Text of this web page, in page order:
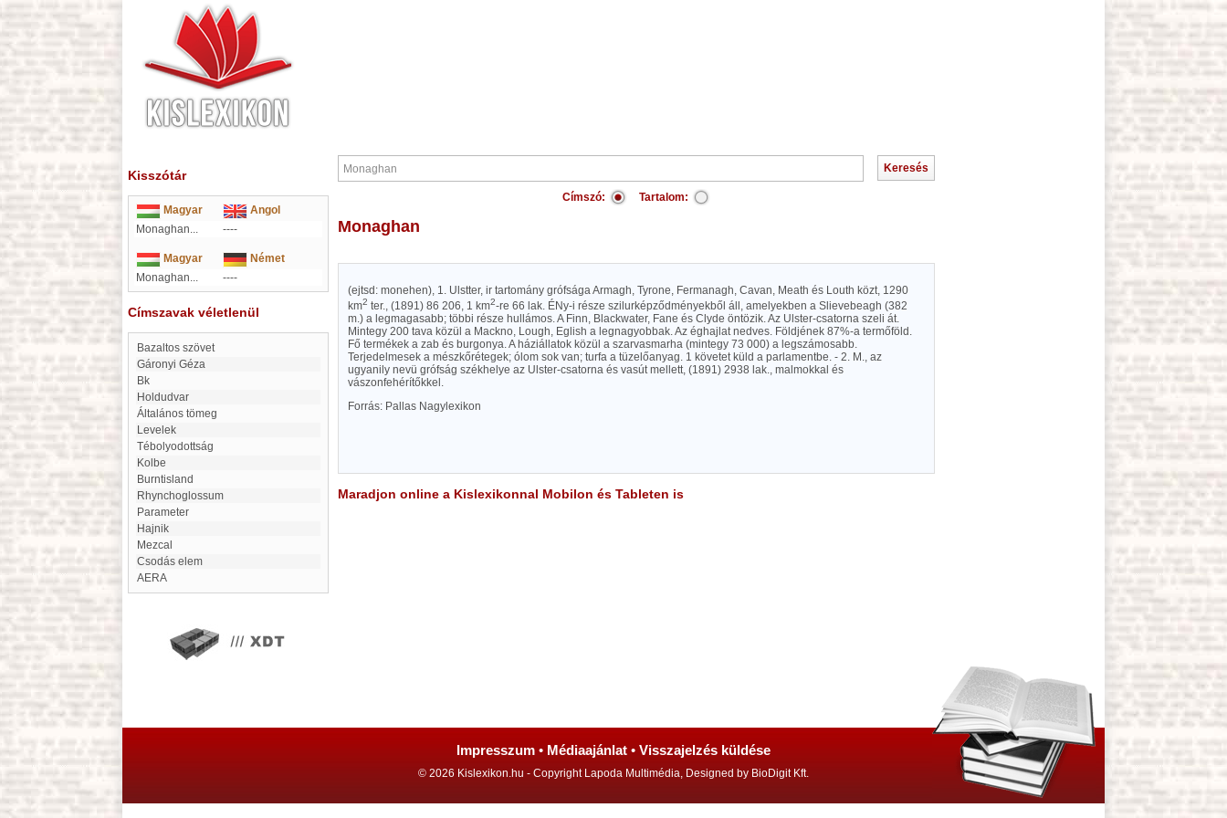
Kisszótár
Magyar
Angol
Monaghan...
----
Magyar
Német
Monaghan...
----
Címszavak véletlenül
Bazaltos szövet
Gáronyi Géza
Bk
Holdudvar
Általános tömeg
Levelek
Tébolyodottság
Kolbe
Burntisland
Rhynchoglossum
Parameter
Hajnik
Mezcal
csodás elem
AERA
Címszó: Tartalom:
Monaghan
(ejtsd: monehen), 1. Ulstter, ir tartomány grófsága Armagh, Tyrone, Fermanagh, Cavan, Meath és Louth közt, 1290
km2 ter., (1891) 86 206, 1 km2-re 66 lak. ÉNy-i része szilurképződményekből áll, amelyekben a Slievebeagh (382
m.) a legmagasabb; többi része hullámos. A Finn, Blackwater, Fane és Clyde öntözik. Az Ulster-csatorna szeli át.
Mintegy 200 tava közül a Mackno, Lough, Eglish a legnagyobbak. Az éghajlat nedves. Földjének 87%-a termőföld.
Fő termékek a zab és burgonya. A háziállatok közül a szarvasmarha (mintegy 73 000) a legszámosabb.
Terjedelmesek a mészkőrétegek; ólom sok van; turfa a tüzelőanyag. 1 követet küld a parlamentbe. - 2. M., az
ugyanily nevü grófság székhelye az Ulster-csatorna és vasút mellett, (1891) 2938 lak., malmokkal és
vászonfehérítőkkel.
Forrás: Pallas Nagylexikon
Maradjon online a Kislexikonnal Mobilon és Tableten is
Impresszum • Médiaajánlat • Visszajelzés küldése
© 2026 Kislexikon.hu - Copyright Lapoda Multimédia, Designed by BioDigit Kft.